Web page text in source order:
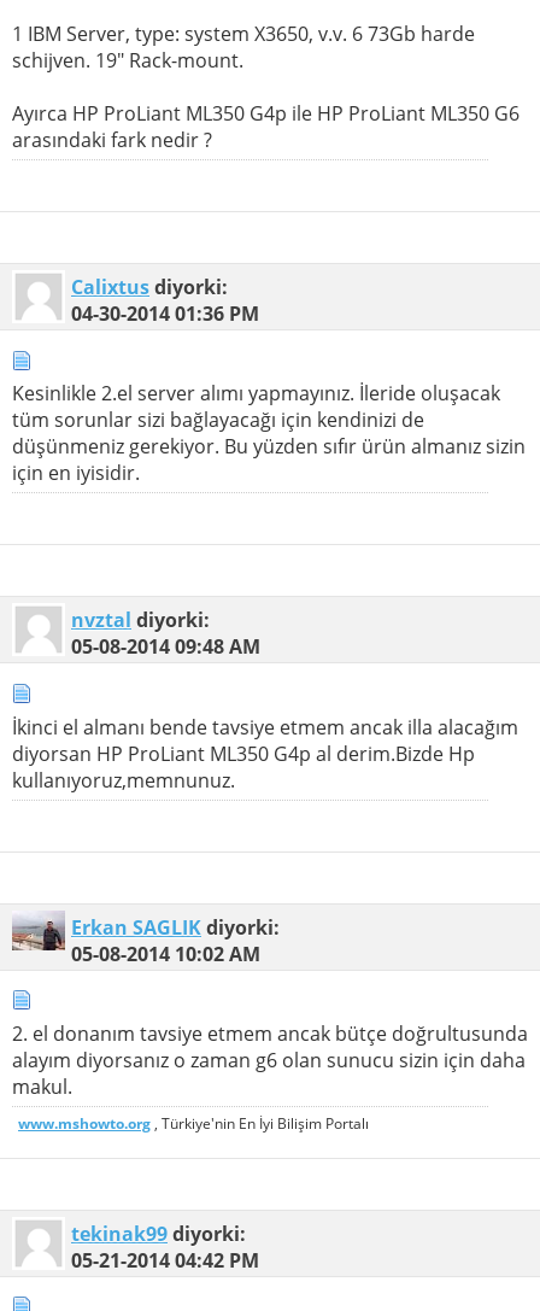
1 IBM Server, type: system X3650, v.v. 6 73Gb harde
schijven. 19" Rack-mount.
Ayırca HP ProLiant ML350 G4p ile HP ProLiant ML350 G6
arasındaki fark nedir ?
Calixtusdiyorki:
04-30-201401:36 PM
Kesinlikle 2.el server alımı yapmayınız. İleride oluşacak
tüm sorunlar sizi bağlayacağı için kendinizi de
düşünmeniz gerekiyor. Bu yüzden sıfır ürün almanız sizin
için en iyisidir.
nvztal diyorki:
05-08-201409:48 AM
İkinci el almanı bende tavsiye etmem ancak illa alacağım
diyorsan HP ProLiant ML350 G4p al derim.Bizde Hp
kullanıyoruz,memnunuz.
Erkan SAGLIKdiyorki:
05-08-2014 10:02 AM
2. el donanım tavsiye etmem ancak bütçe doğrultusunda
alayım diyorsanız o zaman g6 olan sunucu sizin için daha
makul.
www.mshowto.org , Türkiye'nin En İyi Bilişim Portalı
tekinak99diyorki:
05-21-201404:42 PM